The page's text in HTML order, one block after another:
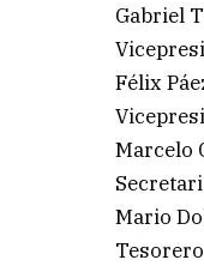
Gabriel
Félix
Marcelo
Mario
Tesorero